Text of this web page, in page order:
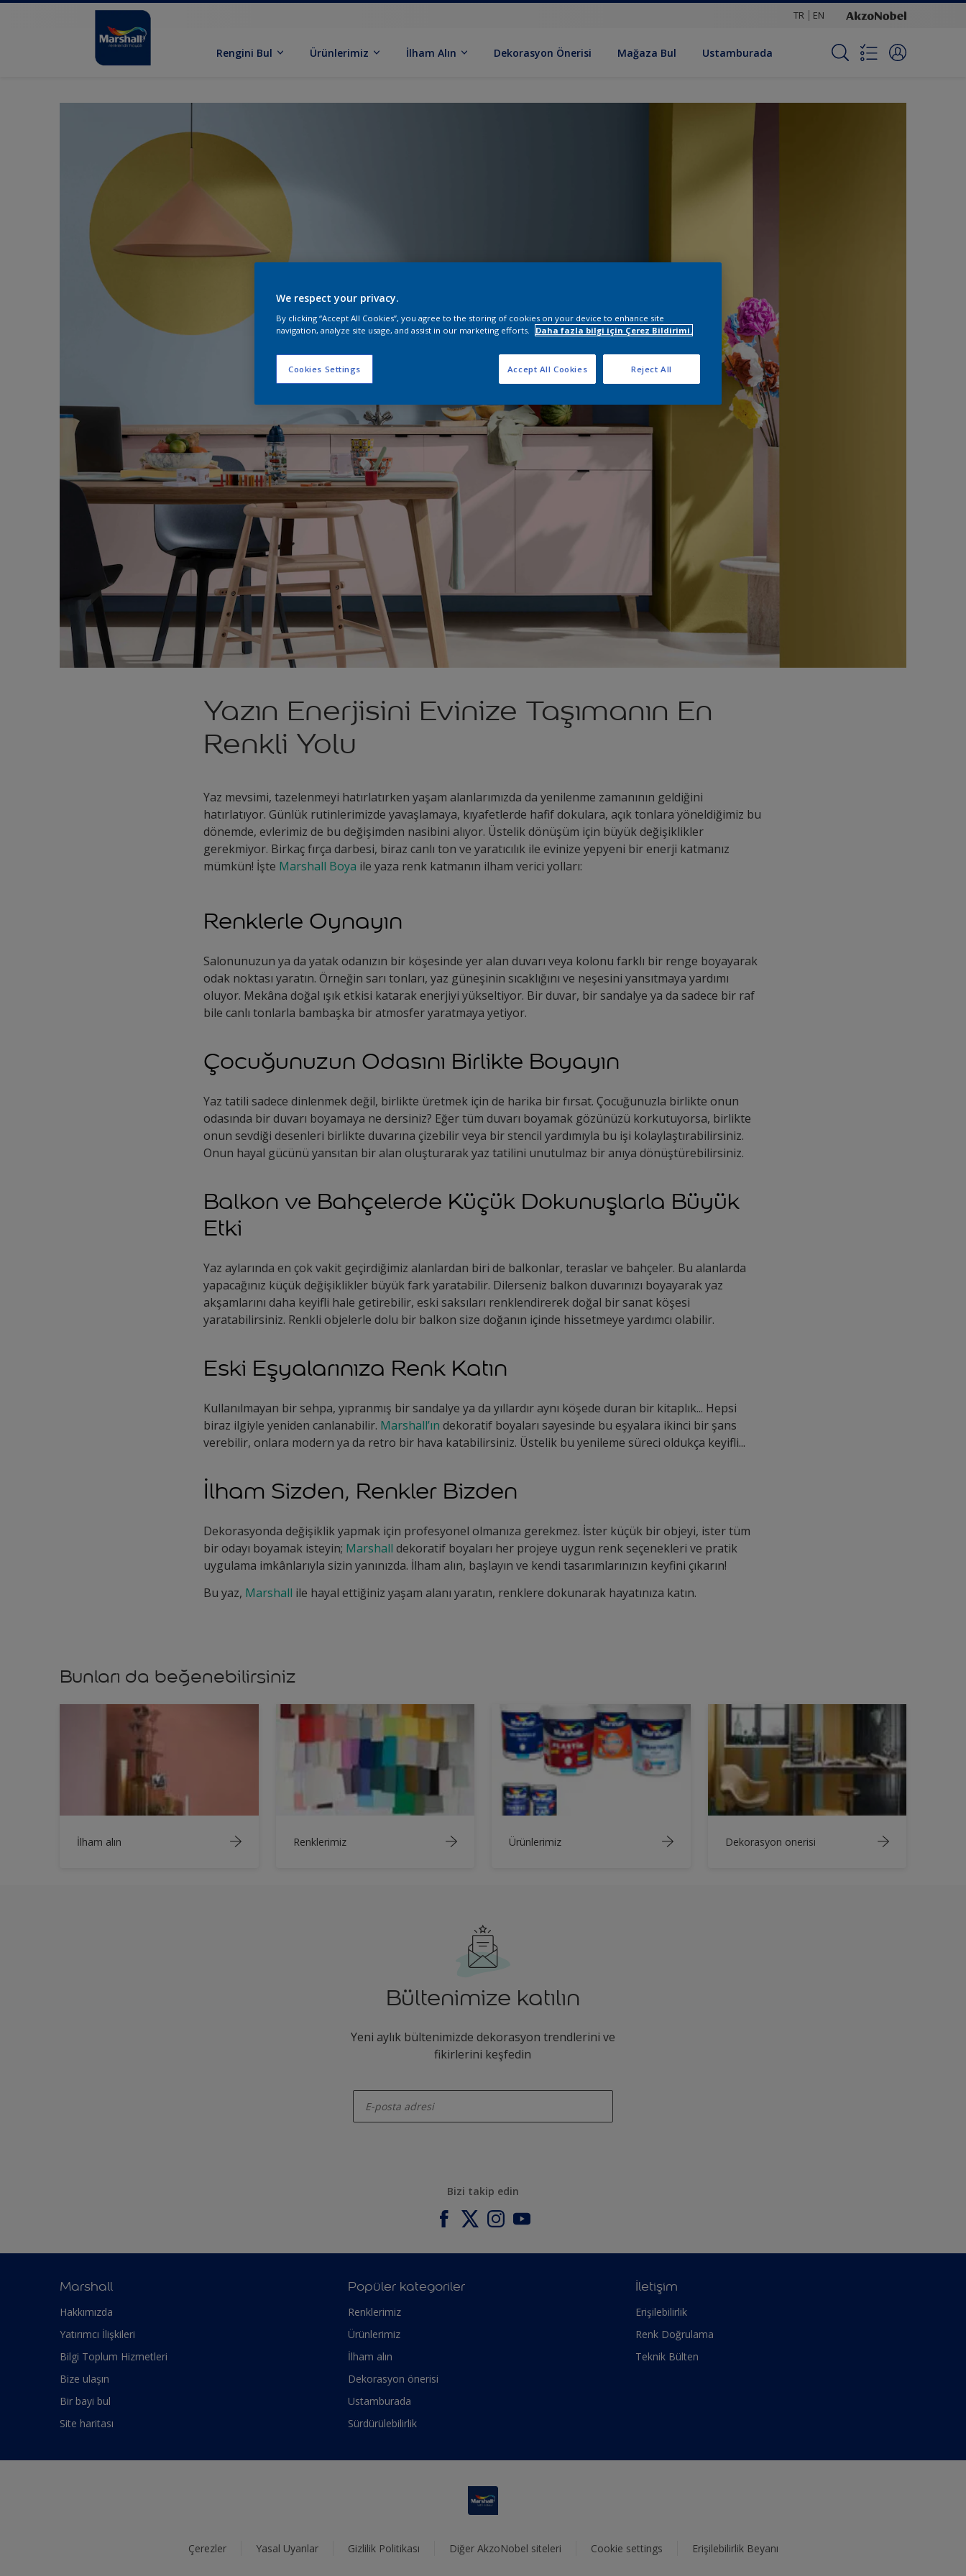
TR EN
Rengini Bul Ürünlerimiz İlham Alın Dekorasyon Önerisi Mağaza Bul Ustamburada
Yazın Enerjisini Evinize Taşımanın En
Renkli Yolu
Yaz mevsimi, tazelenmeyi hatırlatırken yaşam alanlarımızda da yenilenme zamanının geldiğini
hatırlatıyor. Günlük rutinlerimizde yavaşlamaya, kıyafetlerde hafif dokulara, açık tonlara yöneldiğimiz bu
dönemde, evlerimiz de bu değişimden nasibini alıyor. Üstelik dönüşüm için büyük değişiklikler
gerekmiyor. Birkaç fırça darbesi, biraz canlı ton ve yaratıcılık ile evinize yepyeni bir enerji katmanız
mümkün! İşte Marshall Boya ile yaza renk katmanın ilham verici yolları:
Renklerle Oynayın
Salonunuzun ya da yatak odanızın bir köşesinde yer alan duvarı veya kolonu farklı bir renge boyayarak
odak noktası yaratın. Örneğin sarı tonları, yaz güneşinin sıcaklığını ve neşesini yansıtmaya yardımı
oluyor. Mekâna doğal ışık etkisi katarak enerjiyi yükseltiyor. Bir duvar, bir sandalye ya da sadece bir raf
bile canlı tonlarla bambaşka bir atmosfer yaratmaya yetiyor.
Çocuğunuzun Odasını Birlikte Boyayın
Yaz tatili sadece dinlenmek değil, birlikte üretmek için de harika bir fırsat. Çocuğunuzla birlikte onun
odasında bir duvarı boyamaya ne dersiniz? Eğer tüm duvarı boyamak gözünüzü korkutuyorsa, birlikte
onun sevdiği desenleri birlikte duvarına çizebilir veya bir stencil yardımıyla bu işi kolaylaştırabilirsiniz.
Onun hayal gücünü yansıtan bir alan oluşturarak yaz tatilini unutulmaz bir anıya dönüştürebilirsiniz.
Balkon ve Bahçelerde Küçük Dokunuşlarla Büyük
Etki
Yaz aylarında en çok vakit geçirdiğimiz alanlardan biri de balkonlar, teraslar ve bahçeler. Bu alanlarda
yapacağınız küçük değişiklikler büyük fark yaratabilir. Dilerseniz balkon duvarınızı boyayarak yaz
akşamlarını daha keyifli hale getirebilir, eski saksıları renklendirerek doğal bir sanat köşesi
yaratabilirsiniz. Renkli objelerle dolu bir balkon size doğanın içinde hissetmeye yardımcı olabilir.
Eski Eşyalarınıza Renk Katın
Kullanılmayan bir sehpa, yıpranmış bir sandalye ya da yıllardır aynı köşede duran bir kitaplık... Hepsi
biraz ilgiyle yeniden canlanabilir. Marshall’ın dekoratif boyaları sayesinde bu eşyalara ikinci bir şans
verebilir, onlara modern ya da retro bir hava katabilirsiniz. Üstelik bu yenileme süreci oldukça keyifli...
İlham Sizden, Renkler Bizden
Dekorasyonda değişiklik yapmak için profesyonel olmanıza gerekmez. İster küçük bir objeyi, ister tüm
bir odayı boyamak isteyin; Marshall dekoratif boyaları her projeye uygun renk seçenekleri ve pratik
uygulama imkânlarıyla sizin yanınızda. İlham alın, başlayın ve kendi tasarımlarınızın keyfini çıkarın!
Bu yaz, Marshall ile hayal ettiğiniz yaşam alanı yaratın, renklere dokunarak hayatınıza katın.
Bunları da beğenebilirsiniz
İlham alın Renklerimiz Ürünlerimiz Dekorasyon onerisi
Bültenimize katılın
Yeni aylık bültenimizde dekorasyon trendlerini ve
fikirlerini keşfedin
Bizi takip edin
Marshall
Hakkımızda
Yatırımcı İlişkileri
Bilgi Toplum Hizmetleri
Bize ulaşın
Bir bayi bul
Site haritası
Popüler kategoriler
Renklerimiz
Ürünlerimiz
İlham alın
Dekorasyon önerisi
Ustamburada
Sürdürülebilirlik
İletişim
Erişilebilirlik
Renk Doğrulama
Teknik Bülten
Çerezler Yasal Uyarılar Gizlilik Politikası Diğer AkzoNobel siteleri Cookie settings Erişilebilirlik Beyanı
We respect your privacy.
By clicking “Accept All Cookies”, you agree to the storing of cookies on your device to enhance site
navigation, analyze site usage, and assist in our marketing efforts.
Daha fazla bilgi için Çerez Bildirimi.
Cookies Settings Reject All
Accept All Cookies